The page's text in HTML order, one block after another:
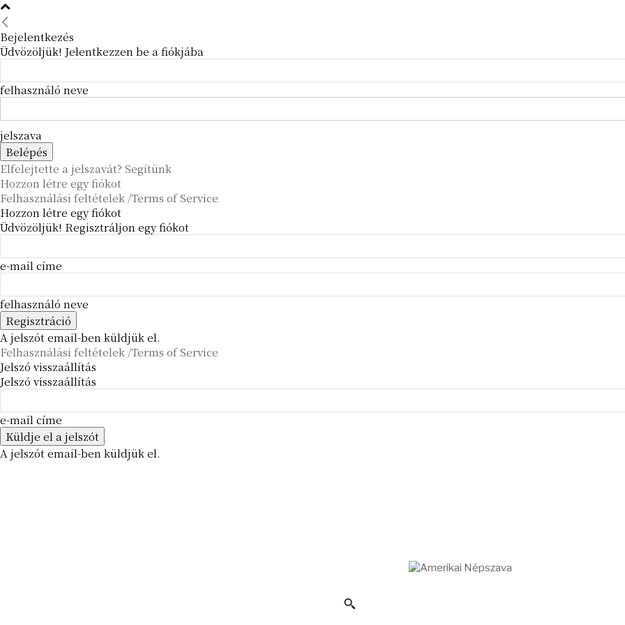
Bejelentkezés
Üdvözöljük! Jelentkezzen be a fiókjába
felhasználó neve
jelszava
Elfelejtette a jelszavát? Segítünk
Hozzon létre egy fiókot
Felhasználási feltételek /Terms of Service
Hozzon létre egy fiókot
Üdvözöljük! Regisztráljon egy fiókot
e-mail címe
felhasználó neve
A jelszót email-ben küldjük el.
Felhasználási feltételek /Terms of Service
Jelszó visszaállítás
Jelszó visszaállítás
e-mail címe
A jelszót email-ben küldjük el.